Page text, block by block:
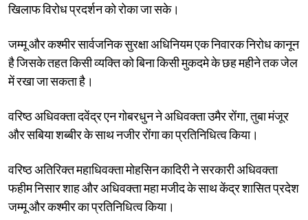
खिलाफ विरोध प्रदर्शन को रोका जा सके।
जम्मू और कश्मीर सार्वजनिक सुरक्षा अधिनियम एक निवारक निरोध कानून
है जिसके तहत किसी व्यक्ति को बिना किसी मुकदमे के छह महीने तक जेल
में रखा जा सकता है।
वरिष्ठ अधिवक्ता दवेंद्र एन गोबरधुन ने अधिवक्ता उमैर रोंगा, तुबा मंजूर
और सबिया शब्बीर के साथ नजीर रोंगा का प्रतिनिधित्व किया।
वरिष्ठ अतिरिक्त महाधिवक्ता मोहसिन कादिरी ने सरकारी अधिवक्ता
फहीम निसार शाह और अधिवक्ता महा मजीद के साथ केंद्र शासित प्रदेश
जम्मू और कश्मीर का प्रतिनिधित्व किया।